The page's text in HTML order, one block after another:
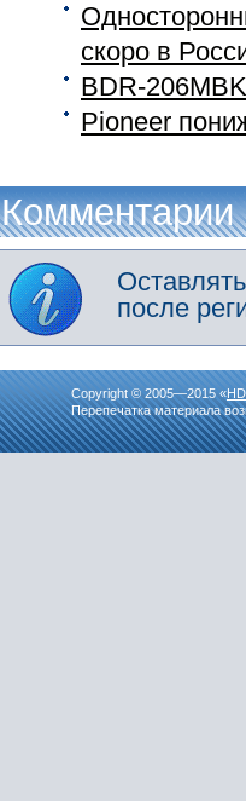
скоро в
BDR-
Pioneer
Комментарии
после
Copyright © 2005—2015 «
Перепечатка материала